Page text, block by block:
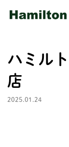
ハミル
店
2025.01.24